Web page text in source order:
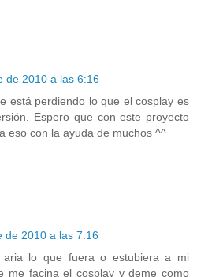
de 2010 a las 6:16
está perdiendo lo que el cosplay es
Espero que con este proyecto
eso con la ayuda de muchos ^^
de 2010 a las 7:16
lo que fuera o estubiera a mi
me facina el cosplay y deme como